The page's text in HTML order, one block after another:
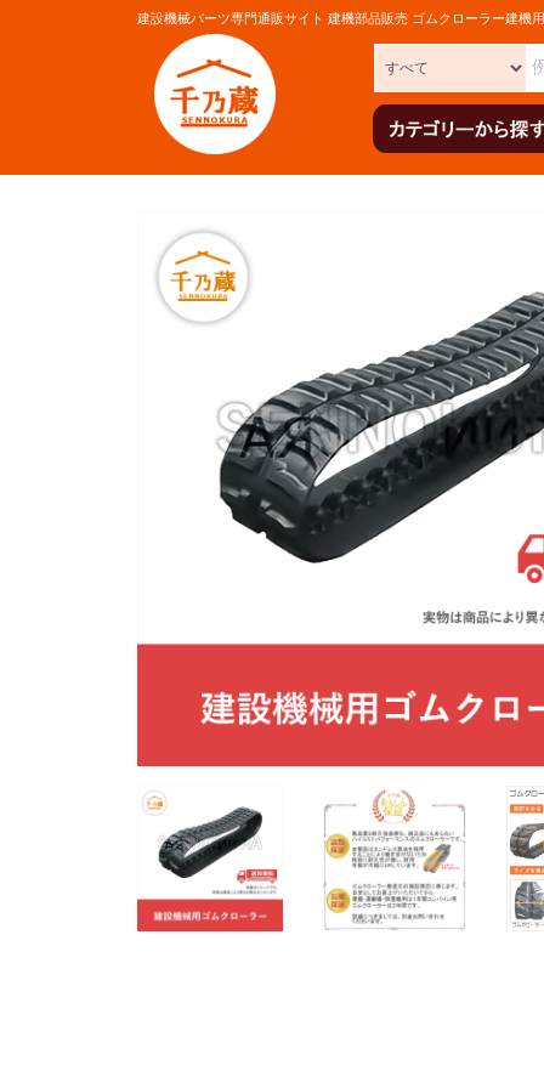
建設機械パーツ専門通販サイト 建機部品販売 ゴムクローラー建機用